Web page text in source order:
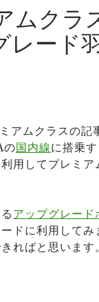
ムクラ
レード
アムクラスの記
の国内線に搭乗
用してプレミア
アップグレード
ドに利用して
ればと思います。
クラス朝食&配偶